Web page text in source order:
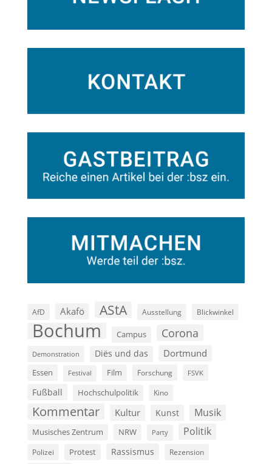
AfD Akafö AStA Ausstellung Blickwinkel
Bochum Campus Corona
Demonstration Diës und das Dortmund
Essen Festival Film Forschung FSVK
Fußball Hochschulpolitik Kino
Kommentar Kultur Kunst Musik
Musisches Zentrum NRW Party Politik
Polizei Protest Rassismus Rezension